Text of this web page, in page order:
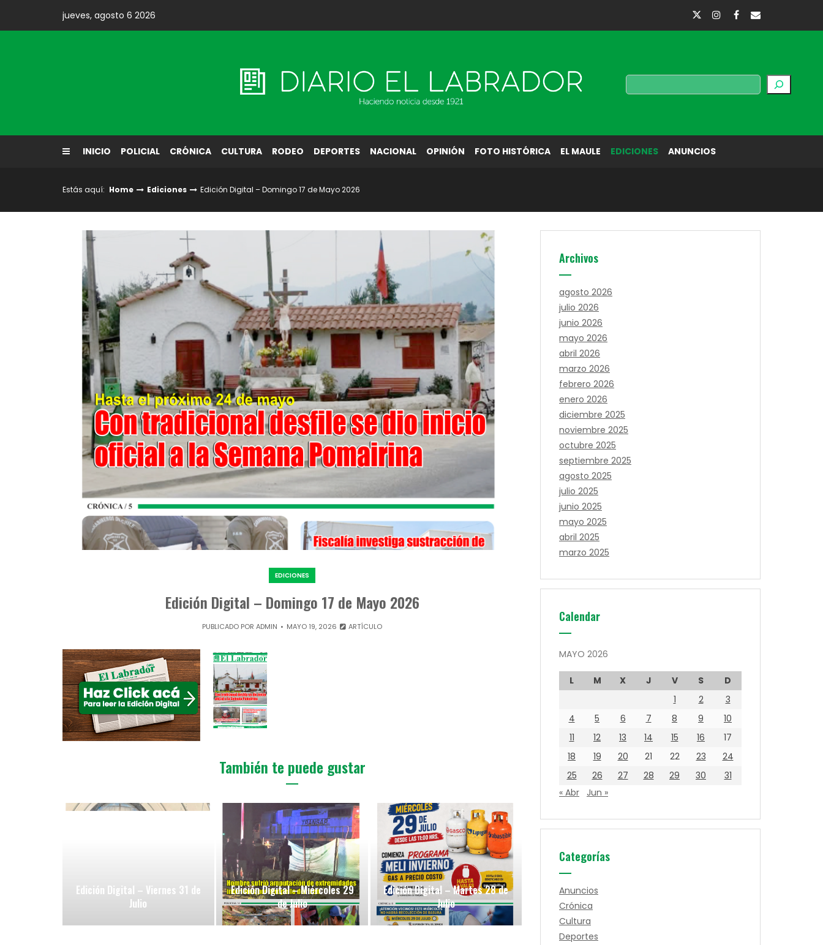
content
jueves, agosto 6 2026
Diario El Labrador Buscar
INICIO POLICIAL CRÓNICA CULTURA RODEO DEPORTES NACIONAL OPINIÓN FOTO HISTÓRICA EL MAULE EDICIONES ANUNCIOS
Estás aquí: Home Ediciones Edición Digital – Domingo 17 de Mayo 2026
EDICIONES
Edición Digital – Domingo 17 de Mayo 2026
PUBLICADO POR ADMIN MAYO 19, 2026 ARTÍCULO
También te puede gustar
Edición Digital – Viernes 31 de
Julio
Edición Digital – Miércoles 29
de Julio
Edición Digital – Martes 28 de
Julio
Archivos
agosto 2026
julio 2026
junio 2026
mayo 2026
abril 2026
marzo 2026
febrero 2026
enero 2026
diciembre 2025
noviembre 2025
octubre 2025
septiembre 2025
agosto 2025
julio 2025
junio 2025
mayo 2025
abril 2025
marzo 2025
Calendar
MAYO 2026
L M X J V S
D
1
2
3
4
5 6 7 8 9
10
11
12 13 14 15 16
17
18
19 20 21 22 23
24
25
26 27 28 29 30
31
« Abr
Jun »
Categorías
Anuncios
Crónica
Cultura
Deportes